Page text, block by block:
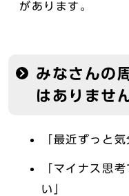
があります。
みなさんの
はありませ
「最近ずっと
「マイナス思
い」